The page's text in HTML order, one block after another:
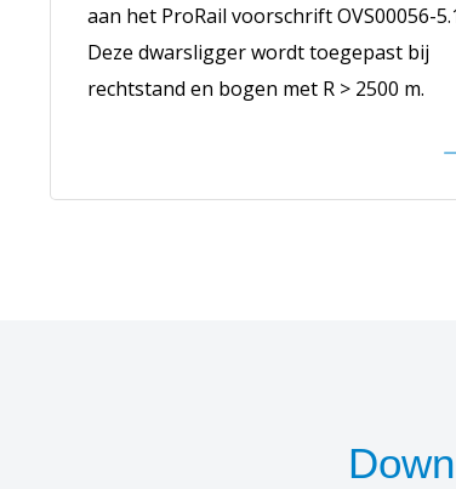
aan het ProRail voorschrift OVS00056-
Deze dwarsligger wordt toegepast bij
rechtstand en bogen met R > 2500 m.